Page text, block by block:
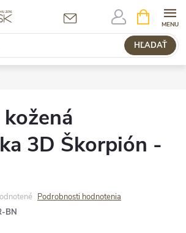
HĽADAŤ
KOŠÍK
3D Škorpión -
Podrobnosti hodnotenia
BN